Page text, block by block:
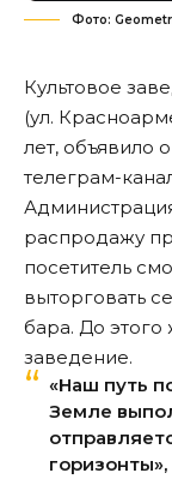
Фото:
Культовое
(ул.
лет, объявило
телеграм-
распродажу
посетитель
выторговать
бара. До этого
заведение.
«Наш путь
Земле
горизонты»,